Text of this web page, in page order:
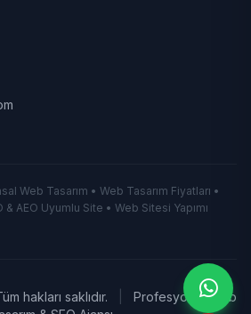
Web Tasarım • Web Tasarım Fiyatları •
AEO Uyumlu Site • Web Sitesi Yapımı
hakları saklıdır.
Profesyonel Web